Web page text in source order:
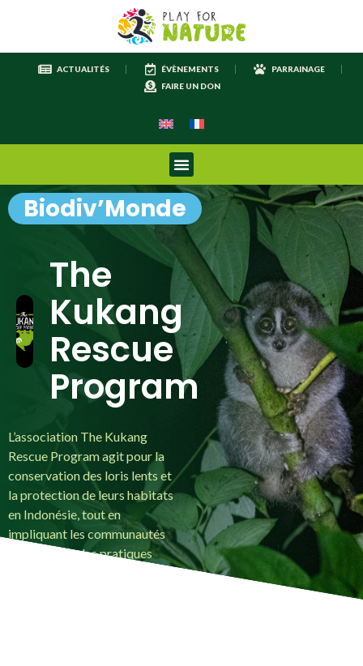
ACTUALITÉS ÉVÈNEMENTS
PARRAINAGE
FAIRE UN DON
Biodiv’Monde
The
Kukang
Rescue
Program
L’association The Kukang
Rescue Program agit pour la
conservation des loris lents et
la protection de leurs habitats
en Indonésie, tout en
impliquant les communautés
locales dans des pratiques